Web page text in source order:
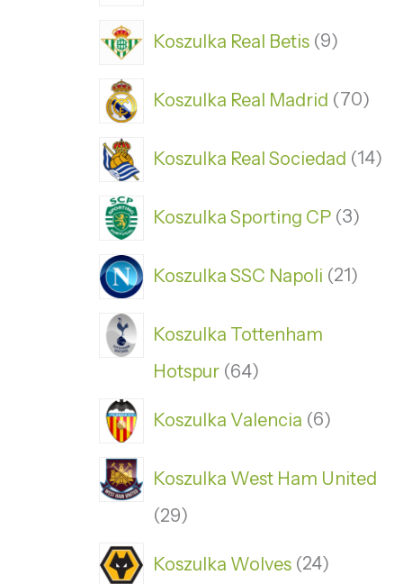
Koszulka Real Betis 9
Koszulka Real Madrid 70
Koszulka Real Sociedad 14
Koszulka Sporting CP 3
Koszulka SSC Napoli 21
Koszulka Tottenham
Hotspur 64
Koszulka Valencia 6
Koszulka West Ham United
29
Koszulka Wolves 24